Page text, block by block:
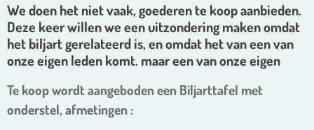
We doen het niet vaak, goederen te koop aanbieden.
Deze keer willen we een uitzondering maken omdat
het biljart gerelateerd is, en omdat het van een van
onze eigen leden komt. maar een van onze eigen
Te koop wordt aangeboden een Biljarttafel met
onderstel, afmetingen :